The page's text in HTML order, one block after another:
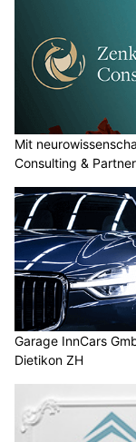
Mit
Consulting & Partner
Garage InnCars
Dietikon ZH